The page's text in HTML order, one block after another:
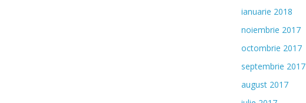
ianuarie 2018
noiembrie 2017
octombrie 2017
septembrie 2017
august 2017